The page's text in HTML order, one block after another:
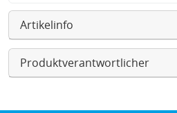
Artikelinfo
Produktverantwortlicher